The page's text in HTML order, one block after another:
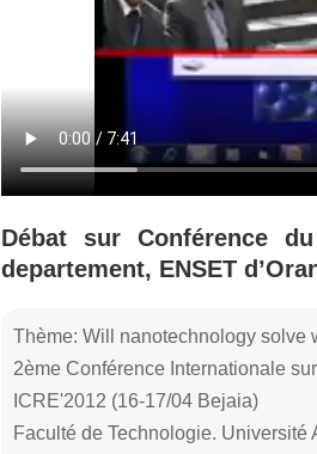
Débat sur Conférence
departement, ENSET
Thème: Will nanotechnology solve
2ème Conférence Internationale
ICRE'2012 (16-17/04 Bejaia)
Faculté de Technologie. Université